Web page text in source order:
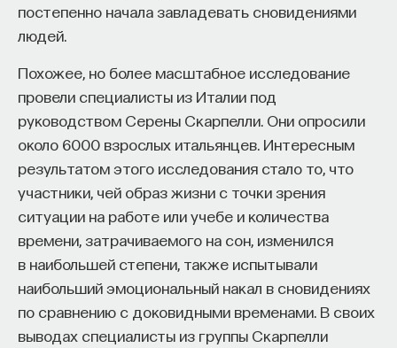
постепенно начала завладевать сновидениями
людей.
Похожее, но более масштабное исследование
провели специалисты из Италии под
руководством Серены Скарпелли. Они опросили
около 6000 взрослых итальянцев. Интересным
результатом этого исследования стало то, что
участники, чей образ жизни с точки зрения
ситуации на работе или учебе и количества
времени, затрачиваемого на сон, изменился
в наибольшей степени, также испытывали
наибольший эмоциональный накал в сновидениях
по сравнению с доковидными временами. В своих
выводах специалисты из группы Скарпелли